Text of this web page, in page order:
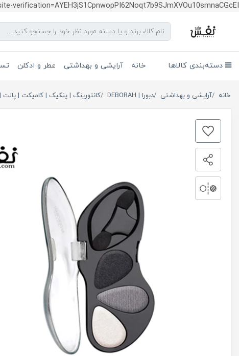
verification=AYEH3jS1CpnwopPI62Noqt7b9SJmXVOu10smnaCGcEI
دسته‌بندی کالاها خانه آرایشی و بهداشتی عطر و ادکلن
خانه آرایشی و بهداشتی دبورا | DEBORAH کانتورینگ | پنکیک | کامپکت |